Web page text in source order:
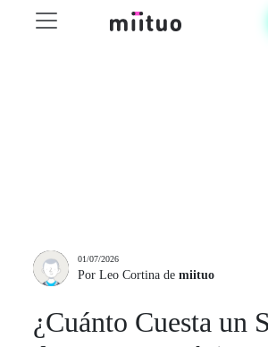
01/07/2026
Por Leo Cortina demiituo
¿Cuánto Cuesta un